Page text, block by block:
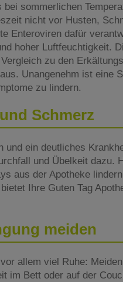
sommerlichen
nicht vor Husten,
Enteroviren dafür
hoher Luftfeuchtigkeit.
zu den
Unangenehm ist eine
zu lindern.
Schmerz
ein deutliches
und Übelkeit dazu.
aus der Apotheke
Ihre Guten Tag
meiden
allem viel Ruhe:
im Bett oder auf der